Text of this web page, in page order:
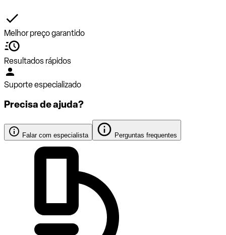
Melhor preço garantido
Resultados rápidos
Suporte especializado
Precisa de ajuda?
Falar com especialista Perguntas frequentes